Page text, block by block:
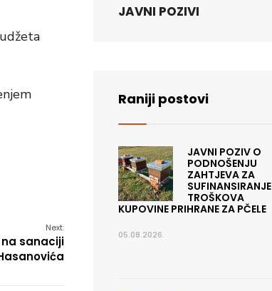
Next:
sanaciji
JAVNI POZIVI
Raniji postovi
JAVNI POZIV O
PODNOŠENJU
ZAHTJEVA ZA
SUFINANSIRANJE
TROŠKOVA
KUPOVINE PRIHRANE ZA PČELE
05.08.2026.